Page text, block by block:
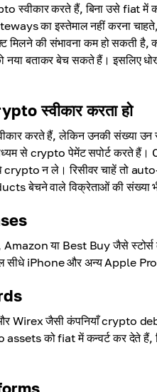
स्वीकार करते हैं, बिना उसे fiat में
का इस्तेमाल नहीं करना
मिलने की संभावना कम हो सकती
को नया बताकर बेच सकते हैं।
स्वीकार करता हो
करते हैं, लेकिन उनकी संख्या
से crypto पेमेंट सपोर्ट करते
crypto न ले। रिसीवर चाहें तो
बेचने वाले विक्रेताओं की संख्या
या Best Buy जैसे
सीधे iPhone और अन्य Apple
जैसी कंपनियाँ crypto
को fiat में कन्वर्ट कर देते